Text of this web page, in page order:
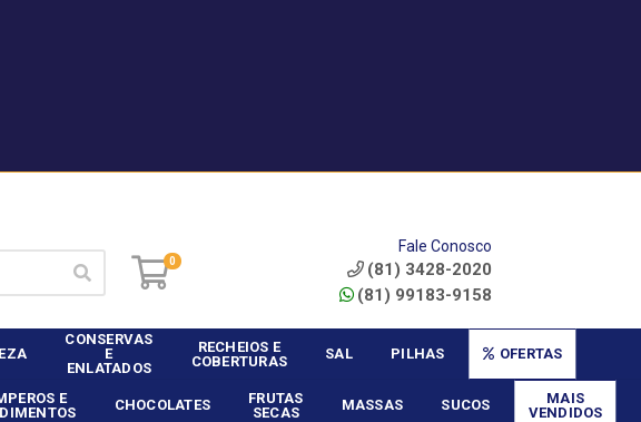
0
Fale Conosco
(81) 3428-2020
(81) 99183-9158
CONSERVAS
E
ENLATADOS
RECHEIOS E
COBERTURAS
SAL PILHAS OFERTAS
E
CHOCOLATES
FRUTAS
SECAS
MASSAS SUCOS
MAIS
VENDIDOS